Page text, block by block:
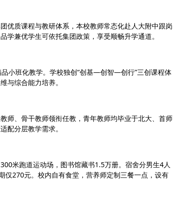
优质课程与教研体系，本校教师常态化赴人大附中跟岗
兼优学生可依托集团政策，享受顺畅升学通道。
小班化教学。学校独创“创基—创智—创行”三创课程体
与综合能力培养。
师、骨干教师领衔任教，青年教师均毕业于北大、首师
配分层教学需求。
米跑道运动场，图书馆藏书1.5万册。宿舍分男生4人
仅270元。校内自有食堂，营养师定制三餐一点，设有